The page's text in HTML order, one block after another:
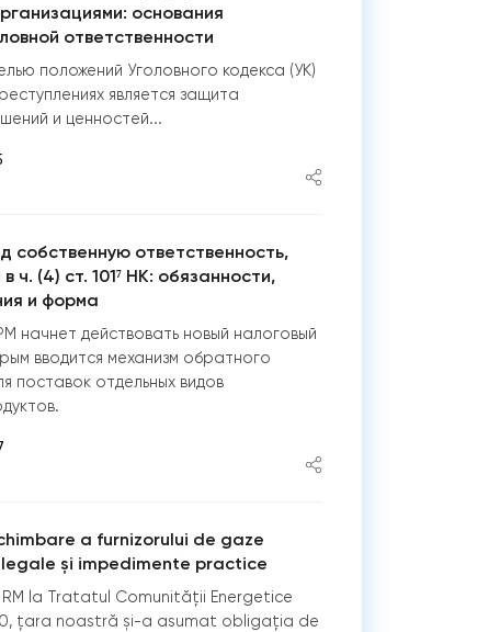
основания
ответственности
положений Уголовного кодекса (УК)
является защита
и ценностей...
собственную ответственность,
ч. (4) ст. 101⁷ НК: обязанности,
и форма
начнет действовать новый налоговый
вводится механизм обратного
поставок отдельных видов
a furnizorului de gaze
și impedimente practice
la Tratatul Comunității Energetice
țara noastră și-a asumat obligația de